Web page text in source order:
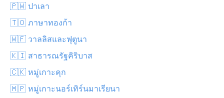
🇵🇼 ปาเลา
🇹🇴 ภาษาทองก้า
🇼🇫 วาลลิสและฟุตูนา
🇰🇮 สาธารณรัฐคิริบาส
🇨🇰 หมู่เกาะคุก
🇲🇵 หมู่เกาะนอร์เทิร์นมาเรียนา